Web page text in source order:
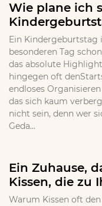
Wie plane ich
Ein Kindergeburtstag
besonderen Tag
das absolute
hingegen oft
endloses
das sich kaum
nicht sein, denn wer
Geda...
Ein Zuhause,
Kissen, die zu
Warum Kissen oft